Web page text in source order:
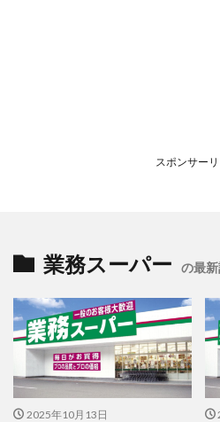
スポンサー
業務スーパー の最
2025年10月13日